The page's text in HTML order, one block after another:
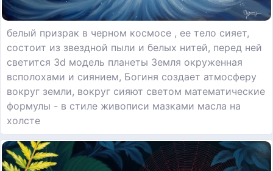
белый призрак в черном космосе , ее тело сияет,
состоит из звездной пыли и белых нитей, перед ней
светится 3d модель планеты Земля окруженная
всполохами и сиянием, Богиня создает атмосферу
вокруг земли, вокруг сияют светом математические
формулы - в стиле живописи мазками масла на
холсте